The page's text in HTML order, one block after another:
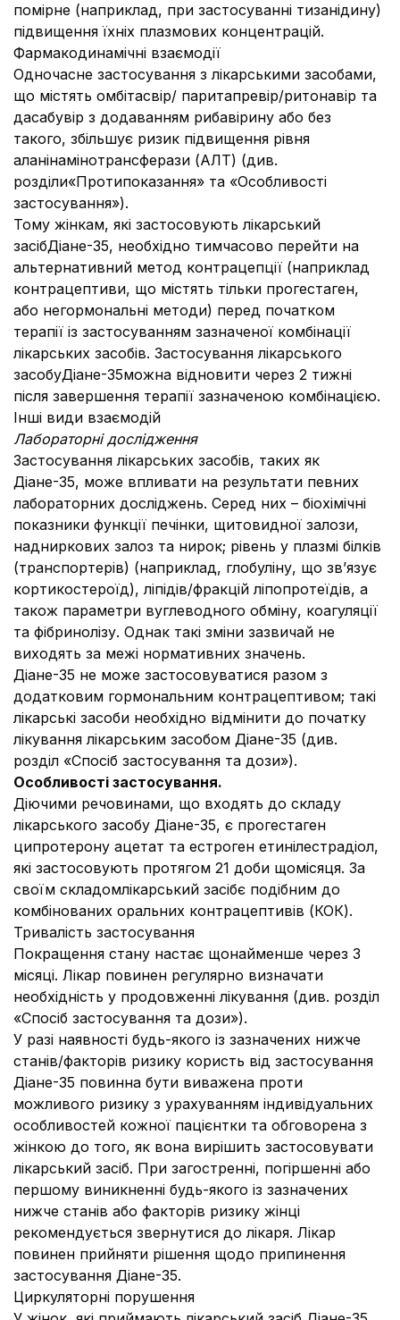
помірне (наприклад, при застосуванні тизанідину)
підвищення їхніх плазмових концентрацій.
Фармакодинамічні взаємодії
Одночасне застосування з лікарськими засобами,
що містять омбітасвір/ паритапревір/ритонавір та
дасабувір з додаванням рибавірину або без
такого, збільшує ризик підвищення рівня
аланінамінотрансферази (АЛТ) (див.
розділи«Протипоказання» та «Особливості
застосування»).
Тому жінкам, які застосовують лікарський
засібДіане-35, необхідно тимчасово перейти на
альтернативний метод контрацепції (наприклад
контрацептиви, що містять тільки прогестаген,
або негормональні методи) перед початком
терапії із застосуванням зазначеної комбінації
лікарських засобів. Застосування лікарського
засобуДіане-35можна відновити через 2 тижні
після завершення терапії зазначеною комбінацією.
Інші види взаємодій
Лабораторні дослідження
Застосування лікарських засобів, таких як
Діане-35, може впливати на результати певних
лабораторних досліджень. Серед них – біохімічні
показники функції печінки, щитовидної залози,
надниркових залоз та нирок; рівень у плазмі білків
(транспортерів) (наприклад, глобуліну, що зв’язує
кортикостероїд), ліпідів/фракцій ліпопротеїдів, а
також параметри вуглеводного обміну, коагуляції
та фібринолізу. Однак такі зміни зазвичай не
виходять за межі нормативних значень.
Діане-35 не може застосовуватися разом з
додатковим гормональним контрацептивом; такі
лікарські засоби необхідно відмінити до початку
лікування лікарським засобом Діане-35 (див.
розділ «Спосіб застосування та дози»).
Особливості застосування.
Діючими речовинами, що входять до складу
лікарського засобу Діане-35, є прогестаген
ципротерону ацетат та естроген етинілестрадіол,
які застосовують протягом 21 доби щомісяця. За
своїм складомлікарський засібє подібним до
комбінованих оральних контрацептивів (КОК).
Тривалість застосування
Покращення стану настає щонайменше через 3
місяці. Лікар повинен регулярно визначати
необхідність у продовженні лікування (див. розділ
«Спосіб застосування та дози»).
У разі наявності будь-якого із зазначених нижче
станів/факторів ризику користь від застосування
Діане-35 повинна бути виважена проти
можливого ризику з урахуванням індивідуальних
особливостей кожної пацієнтки та обговорена з
жінкою до того, як вона вирішить застосовувати
лікарський засіб. При загостренні, погіршенні або
першому виникненні будь-якого із зазначених
нижче станів або факторів ризику жінці
рекомендується звернутися до лікаря. Лікар
повинен прийняти рішення щодо припинення
застосування Діане-35.
Циркуляторні порушення